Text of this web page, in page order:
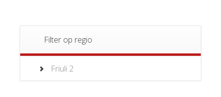
Filter op regio
Friuli 2